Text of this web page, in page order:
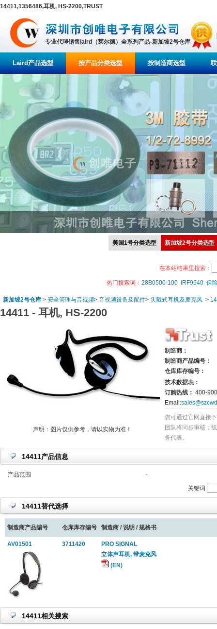
14411,1356486,耳机, HS-2200,TRUST
专业代理销售laird（莱尔德）全系列产品-新加坡2号仓库
Laird产品选型 按产品分类选型 按制造商选型
美国1号分类选型 新加坡2号分类选型
在本站结果里搜索：
热门搜索词： 28B0500-100 IRF9540 保
新加坡2号仓库 > 安全管理与音视频> 音视频设备及配件> 头戴式耳机及麦克风 >
14411 - 耳机, HS-2200
声明：图片仅供参考，请以实物为准！
制造商：
制造商产品编号：
仓库库存编号：
技术数据表：
订购热线： 400-
Email:
您可通过官网直接
团队将同步审核；
务代表。
14411产品信息
产品范围
-
关键词
14411替代选择
制造商产品编号 仓库库存编号 制造商 / 说明 / 规格书
AV01501 3711420
PRO SIGNAL
立体声耳机, 带麦克风
(EN)
14411相关搜索